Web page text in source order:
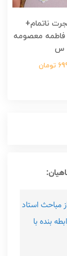
ناتمام+
فاطمه معصومه
س
مباحث استاد
بنده با